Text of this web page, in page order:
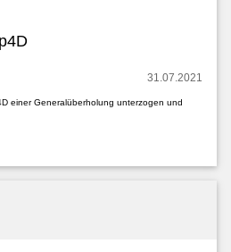
31.07.2021
einer Generalüberholung unterzogen und